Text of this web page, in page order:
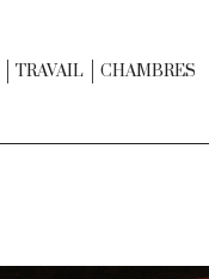
TRAVAIL CHAMBRES